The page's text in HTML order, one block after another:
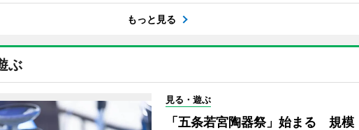
もっと見る
ぶ
見る・遊ぶ
「五条若宮陶器祭」始まる 規模